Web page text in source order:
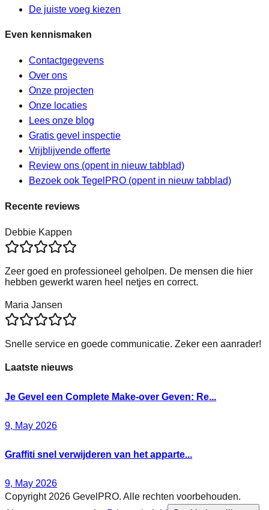
De juiste voeg kiezen
Even kennismaken
Contactgegevens
Over ons
Onze projecten
Onze locaties
Lees onze blog
Gratis gevel inspectie
Vrijblijvende offerte
Review ons (opent in nieuw tabblad)
Bezoek ook TegelPRO (opent in nieuw tabblad)
Recente reviews
Debbie Kappen
Zeer goed en professioneel geholpen. De mensen die hier
hebben gewerkt waren heel netjes en correct.
Maria Jansen
Snelle service en goede communicatie. Zeker een aanrader!
Laatste nieuws
Je Gevel een Complete Make-over Geven: Re...
9, May 2026
Graffiti snel verwijderen van het apparte...
9, May 2026
Copyright 2026 GevelPRO. Alle rechten voorbehouden.